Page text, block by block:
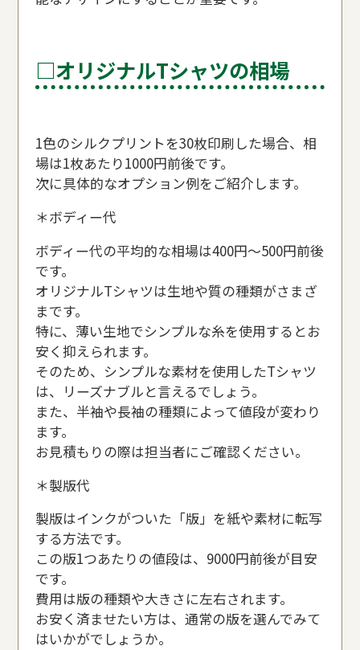
□オリジナルTシャツの相場
1色のシルクプリントを30枚印刷した場合、相
場は1枚あたり1000円前後です。
次に具体的なオプション例をご紹介します。
＊ボディー代
ボディー代の平均的な相場は400円〜500円前後
です。
オリジナルTシャツは生地や質の種類がさまざ
まです。
特に、薄い生地でシンプルな糸を使用するとお
安く抑えられます。
そのため、シンプルな素材を使用したTシャツ
は、リーズナブルと言えるでしょう。
また、半袖や長袖の種類によって値段が変わり
ます。
お見積もりの際は担当者にご確認ください。
＊製版代
製版はインクがついた「版」を紙や素材に転写
する方法です。
この版1つあたりの値段は、9000円前後が目安
です。
費用は版の種類や大きさに左右されます。
お安く済ませたい方は、通常の版を選んでみて
はいかがでしょうか。